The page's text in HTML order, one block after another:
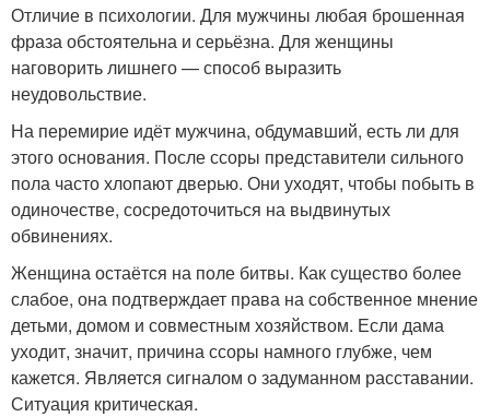
Отличие в психологии. Для мужчины любая брошенная
фраза обстоятельна и серьёзна. Для женщины
наговорить лишнего — способ выразить
неудовольствие.
На перемирие идёт мужчина, обдумавший, есть ли для
этого основания. После ссоры представители сильного
пола часто хлопают дверью. Они уходят, чтобы побыть в
одиночестве, сосредоточиться на выдвинутых
обвинениях.
Женщина остаётся на поле битвы. Как существо более
слабое, она подтверждает права на собственное мнение
детьми, домом и совместным хозяйством. Если дама
уходит, значит, причина ссоры намного глубже, чем
кажется. Является сигналом о задуманном расставании.
Ситуация критическая.